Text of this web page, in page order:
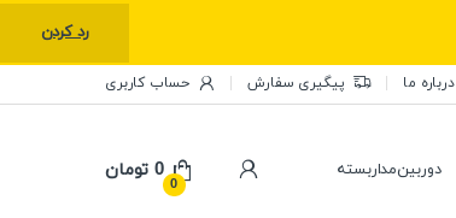
رد کردن
درباره ما پیگیری سفارش حساب کاربری
دوربین‌مداربسته
0
0 تومان